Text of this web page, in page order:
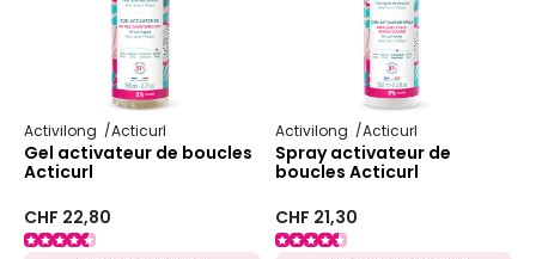
Activilong Acticurl
Gel activateur de boucles
Acticurl
CHF 22,80
Activilong Acticurl
Spray activateur de
boucles Acticurl
CHF 21,30